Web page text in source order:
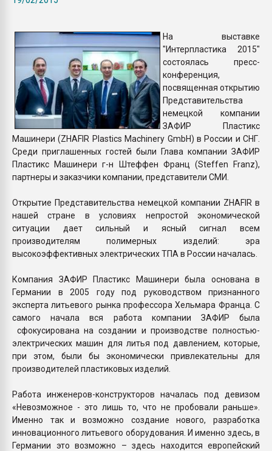
ПЕРЕЙТИ НА
На выставке
"Интерпластика 2015"
состоялась пресс-
конференция,
посвященная открытию
Представительства
немецкой компании
ЗАФИР Пластикс
Машинери (ZHAFIR Plastics Machinery GmbH) в России и СНГ.
Среди приглашенных гостей были Глава компании ЗАФИР
Пластикс Машинери г-н Штеффен Франц (Steffen Franz),
партнеры и заказчики компании, представители СМИ.
Открытие Представительства немецкой компании ZHAFIR в
нашей стране в условиях непростой экономической
ситуации дает сильный и ясный сигнал всем
производителям полимерных изделий: эра
высокоэффективных электрических ТПА в России началась.
Компания ЗАФИР Пластикс Машинери была основана в
Германии в 2005 году под руководством признанного
эксперта литьевого рынка профессора Хельмара Франца. С
самого начала вся работа компании ЗАФИР была
сфокусирована на создании и производстве полностью-
электрических машин для литья под давлением, которые,
при этом, были бы экономически привлекательны для
производителей пластиковых изделий.
Работа инженеров-конструкторов началась под девизом
«Невозможное - это лишь то, что не пробовали раньше».
Именно так и возможно создание нового, разработка
инновационного литьевого оборудования. И именно здесь, в
Германии это возможно – здесь находится европейский